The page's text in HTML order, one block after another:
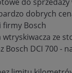
dobrych
firmy Bosch
wtryskiwacza ze
Bosch DCI 700 -